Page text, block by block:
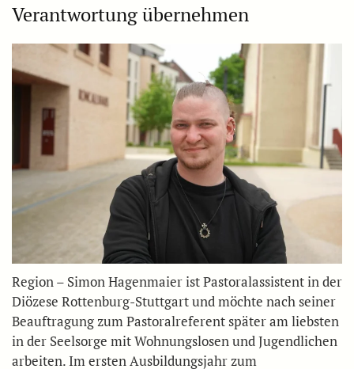
Verantwortung übernehmen
Region – Simon Hagenmaier ist Pastoralassistent in der
Diözese Rottenburg-Stuttgart und möchte nach seiner
Beauftragung zum Pastoralreferent später am liebsten
in der Seelsorge mit Wohnungslosen und Jugendlichen
arbeiten. Im ersten Ausbildungsjahr zum